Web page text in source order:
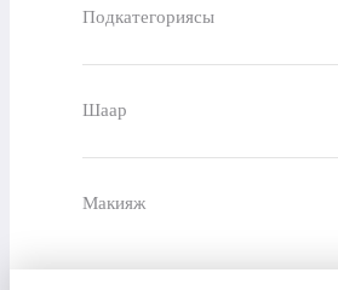
Подкатегориясы
Шаар
Макияж